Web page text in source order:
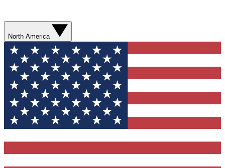
North America